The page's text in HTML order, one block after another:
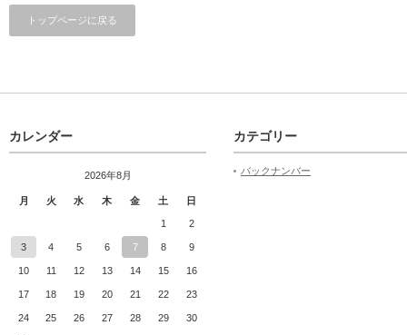
トップページに戻る
カレンダー
2026年8月
月 火 水 木 金 土 日
1 2
3 4 5 6 7 8 9
10 11 12 13 14 15 16
17 18 19 20 21 22 23
24 25 26 27 28 29 30
カテゴリー
バックナンバー